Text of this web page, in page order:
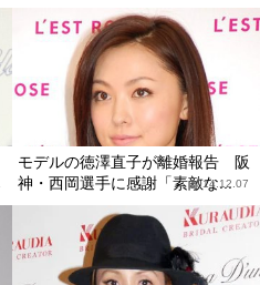
モデルの徳澤直子が離婚報告 阪
神・西岡選手に感謝「素敵な...
2014.12.07